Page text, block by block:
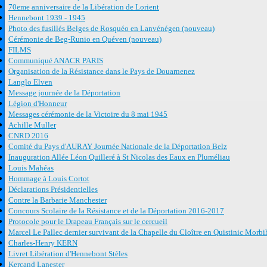
70eme anniversaire de la Libération de Lorient
Hennebont 1939 - 1945
Photo des fusillés Belges de Rosquéo en Lanvénégen (nouveau)
Cérémonie de Beg-Runio en Quéven (nouveau)
FILMS
Communiqué ANACR PARIS
Organisation de la Résistance dans le Pays de Douarnenez
Langlo Elven
Message journée de la Déportation
Légion d'Honneur
Messages cérémonie de la Victoire du 8 mai 1945
Achille Muller
CNRD 2016
Comité du Pays d'AURAY Journée Nationale de la Déportation Belz
Inauguration Allée Léon Quilleré à St Nicolas des Eaux en Pluméliau
Louis Mahéas
Hommage à Louis Cortot
Déclarations Présidentielles
Contre la Barbarie Manchester
Concours Scolaire de la Résistance et de la Déportation 2016-2017
Protocole pour le Drapeau Français sur le cercueil
Marcel Le Pallec dernier survivant de la Chapelle du Cloître en Quistinic
Charles-Henry KERN
Livret Libération d'Hennebont Stèles
Kercand Lanester